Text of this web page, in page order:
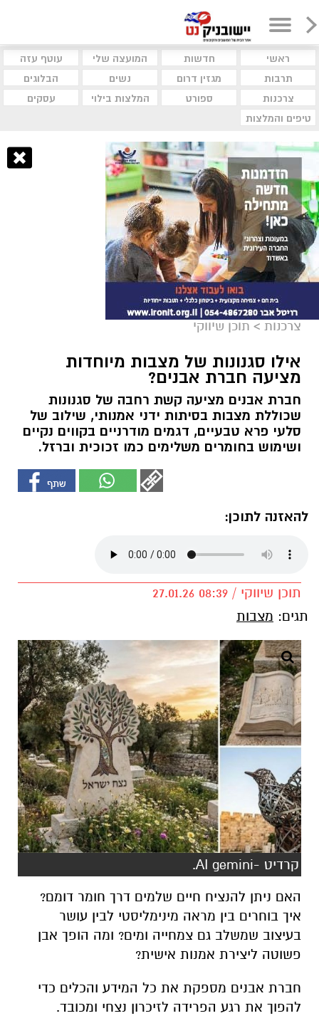
ראשי חדשות המועצה שלי
עוטף עזה
תרבות
מגזין דרום נשים
הבלוגים
צרכנות
ספורט המלצות בילוי
עסקים
טיפים והמלצות
צרכנות > תוכן שיווקי
אילו סגנונות של מצבות מיוחדות
מציעה חברת אבנים?
חברת אבנים מציעה קשת רחבה של סגנונות
שכוללת מצבות בסיתות ידני אמנותי, שילוב של
סלעי פרא טבעיים, דגמים מודרניים בקווים נקיים
ושימוש בחומרים משלימים כמו זכוכית וברזל.
להאזנה לתוכן:
תוכן שיווקי / 08:39 27.01.26
תגים: מצבות
קרדיט -AI gemini.
האם ניתן להנציח חיים שלמים דרך חומר דומם?
איך בוחרים בין מראה מינימליסטי לבין עושר
בעיצוב שמשלב גם צמחייה ומים? ומה הופך אבן
פשוטה ליצירת אמנות אישית?
חברת אבנים מספקת את כל המידע והכלים כדי
להפוך את רגע הפרידה לזיכרון נצחי ומכובד.